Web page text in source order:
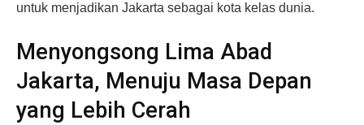
untuk menjadikan Jakarta sebagai kota kelas dunia.
Menyongsong Lima Abad
Jakarta, Menuju Masa Depan
yang Lebih Cerah